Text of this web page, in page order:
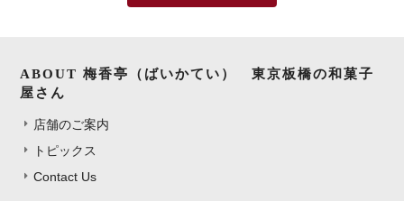
ABOUT 梅香亭（ばいかてい） 東京板橋の和菓子
屋さん
店舗のご案内
トピックス
Contact Us